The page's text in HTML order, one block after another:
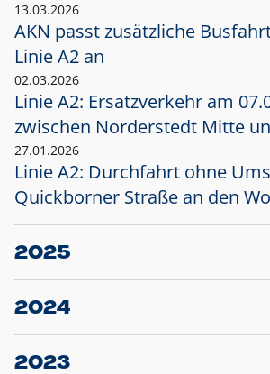
13.03.2026
AKN passt zusätzliche
Linie A2 an
02.03.2026
Linie A2: Ersatzverkehr am
zwischen Norderstedt Mitte
27.01.2026
Linie A2: Durchfahrt ohne
Quickborner Straße an den
2025
23.12.2025
Projekt S5: Start der
2024
10.12.2024
Großprojekt S5: Sperrung der
2023